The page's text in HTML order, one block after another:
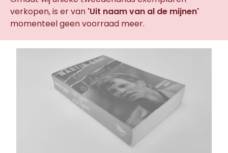
verkopen, is er van 'Uit naam van al de mijnen'
momenteel geen voorraad meer.